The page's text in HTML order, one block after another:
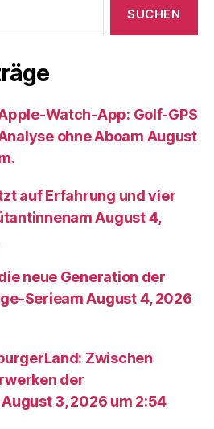
Watch-App: Golf-GPS
ohne Aboam August
auf Erfahrung und vier
August 4,
neue Generation der
Serieam August 4, 2026
Zwischen
der
3, 2026 um 2:54